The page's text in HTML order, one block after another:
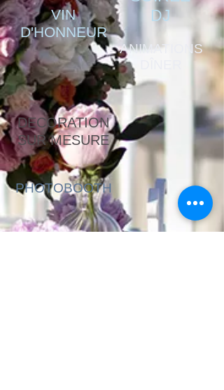
DECORATION
SUR MESURE
ANIMATIONS
PHOTOBOOTH
VIN
D'HONNEUR
DJ